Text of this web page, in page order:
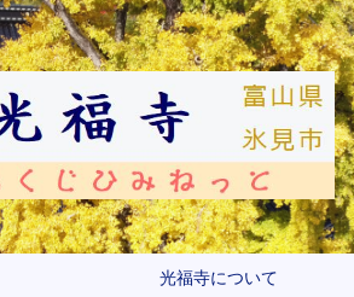
光福寺について